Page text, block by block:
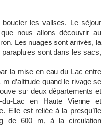
les valises. Le séjour
nous allons découvrir au
Les nuages sont arrivés, la
sont dans les sacs,
la mise en eau du Lac entre
d’altitude quand le rivage se
sur deux départements et
du-Lac en Haute Vienne et
Elle est reliée à la presqu’île
de 600 m, à la circulation